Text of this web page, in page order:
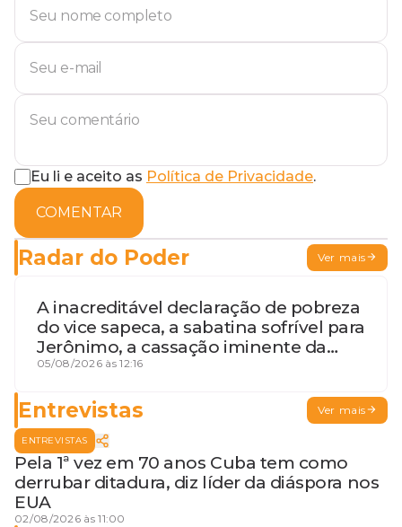
Eu li e aceito as Política de Privacidade.
COMENTAR
Radar do Poder Ver mais
A inacreditável declaração de pobreza
do vice sapeca, a sabatina sofrível para
Jerônimo, a cassação iminente da
desembargadora e a vaga do Quinto
05/08/2026 às 12:16
Entrevistas Ver mais
ENTREVISTAS
Pela 1ª vez em 70 anos Cuba tem como
derrubar ditadura, diz líder da diáspora nos
EUA
02/08/2026 às 11:00